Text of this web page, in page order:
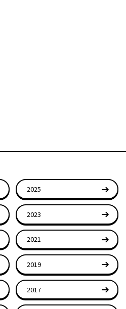
2025
2023
2021
2019
2017